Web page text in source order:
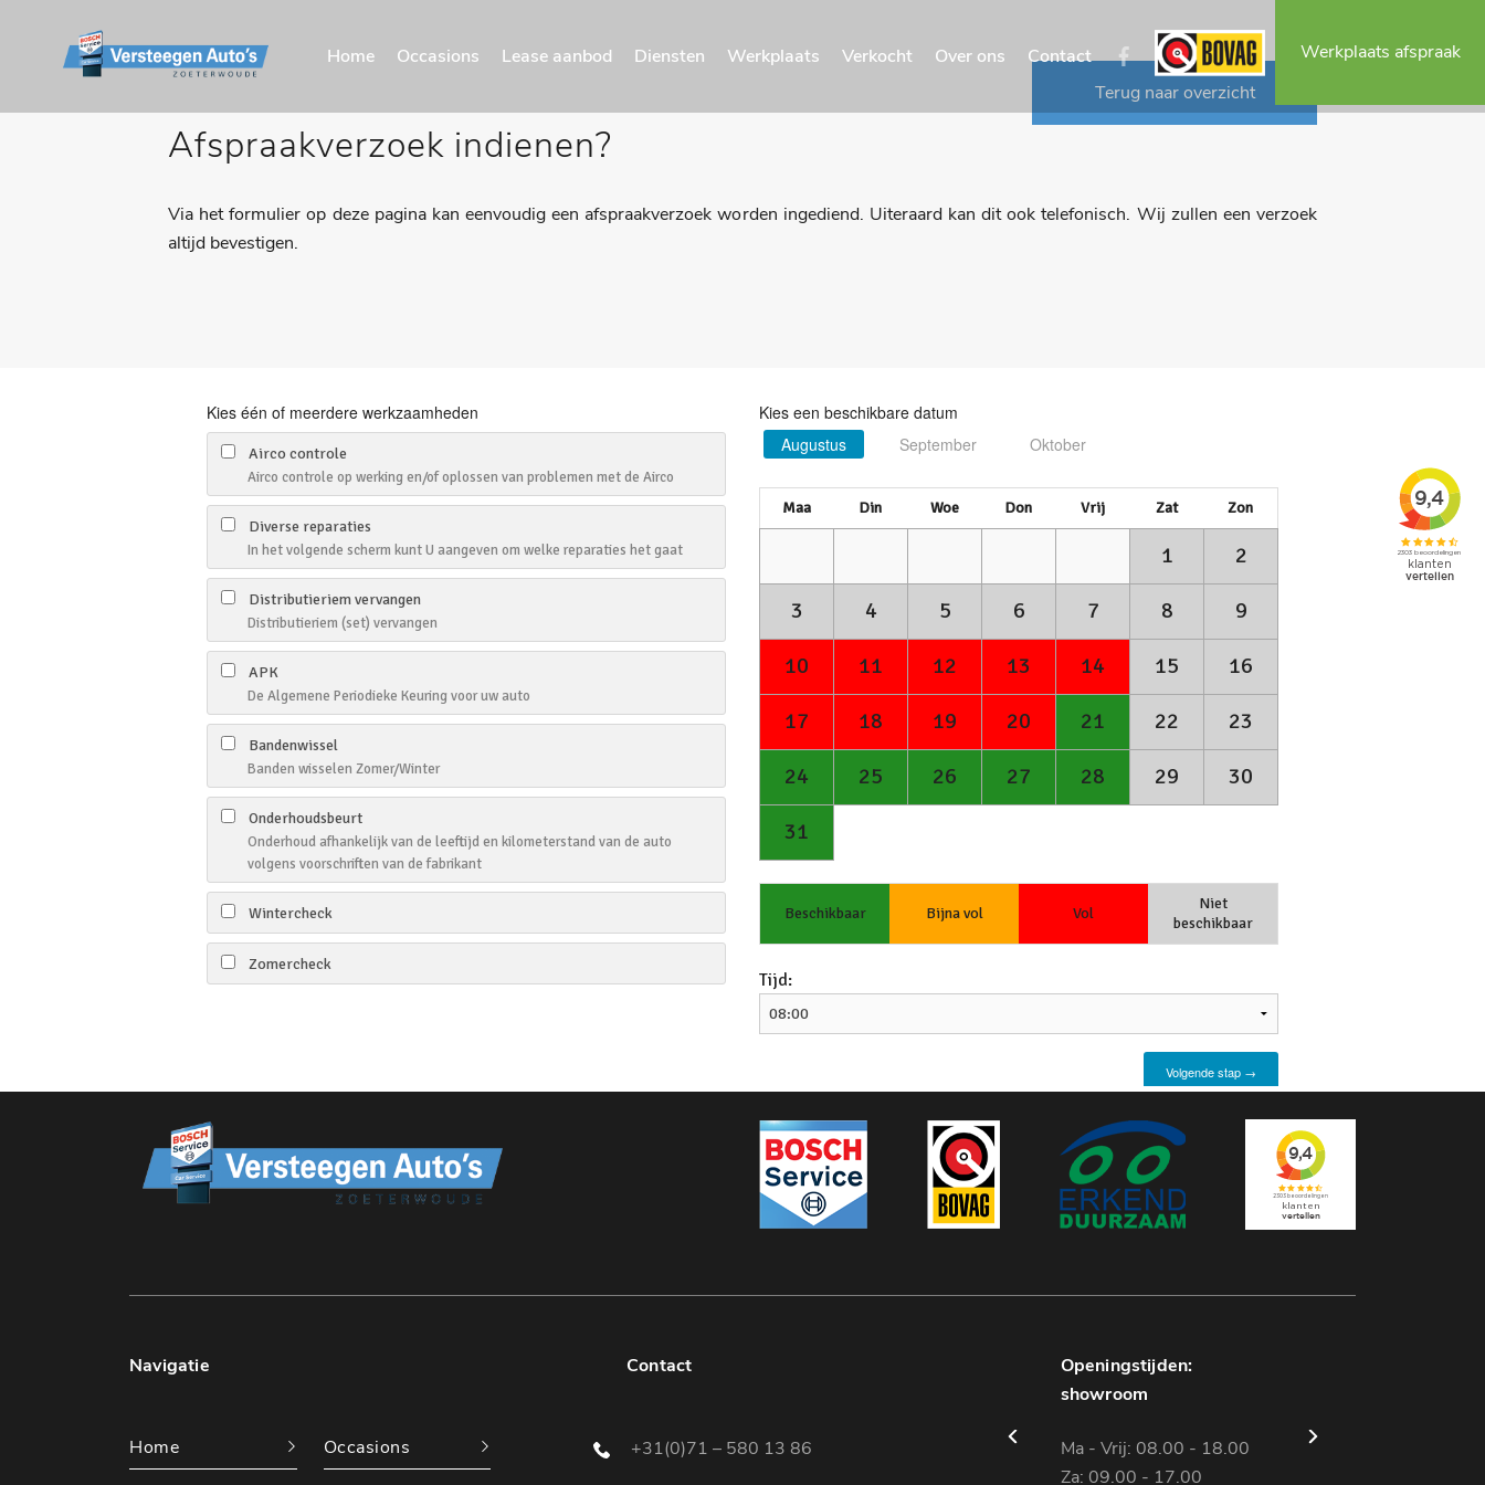
Home Occasions Lease aanbod Diensten Werkplaats Verkocht Over ons Contact
Werkplaats afspraak
Terug naar overzicht
Afspraakverzoek indienen?
Via het formulier op deze pagina kan eenvoudig een afspraakverzoek worden ingediend. Uiteraard kan dit ook telefonisch. Wij zullen een verzoek
altijd bevestigen.
Navigatie
Home Occasions
Contact
+31(0)71 – 580 13 86
Openingstijden:
showroom
Ma - Vrij: 08.00 - 18.00
Za: 09.00 - 17.00
Ma - Vrij: 08.00 - 18.00